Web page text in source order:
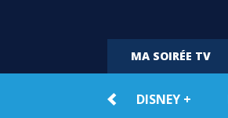
MA SOIRÉE TV
DISNEY +